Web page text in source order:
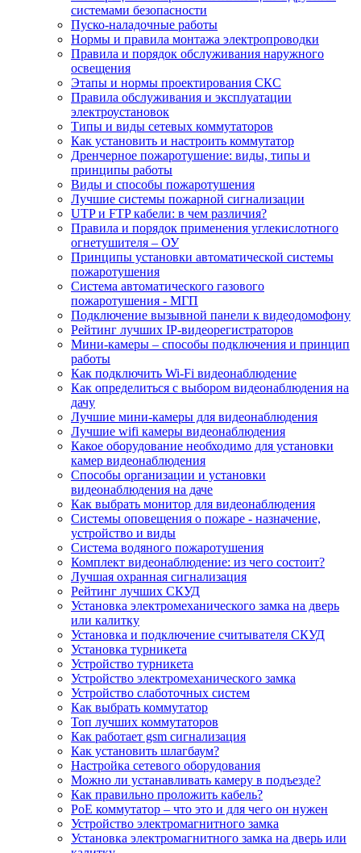
системами безопасности
Пуско-наладочные работы
Нормы и правила монтажа электропроводки
Правила и порядок обслуживания наружного
освещения
Этапы и нормы проектирования СКС
Правила обслуживания и эксплуатации
электроустановок
Типы и виды сетевых коммутаторов
Как установить и настроить коммутатор
Дренчерное пожаротушение: виды, типы и
принципы работы
Виды и способы пожаротушения
Лучшие системы пожарной сигнализации
UTP и FTP кабели: в чем различия?
Правила и порядок применения углекислотного
огнетушителя – ОУ
Принципы установки автоматической системы
пожаротушения
Система автоматического газового
пожаротушения - МГП
Подключение вызывной панели к видеодомофону
Рейтинг лучших IP-видеорегистраторов
Мини-камеры – способы подключения и принцип
работы
Как подключить Wi-Fi видеонаблюдение
Как определиться с выбором видеонаблюдения на
дачу
Лучшие мини-камеры для видеонаблюдения
Лучшие wifi камеры видеонаблюдения
Какое оборудование необходимо для установки
камер видеонаблюдения
Способы организации и установки
видеонаблюдения на даче
Как выбрать монитор для видеонаблюдения
Системы оповещения о пожаре - назначение,
устройство и виды
Система водяного пожаротушения
Комплект видеонаблюдение: из чего состоит?
Лучшая охранная сигнализация
Рейтинг лучших СКУД
Установка электромеханического замка на дверь
или калитку
Установка и подключение считывателя СКУД
Установка турникета
Устройство турникета
Устройство электромеханического замка
Устройство слаботочных систем
Как выбрать коммутатор
Топ лучших коммутаторов
Как работает gsm сигнализация
Как установить шлагбаум?
Настройка сетевого оборудования
Можно ли устанавливать камеру в подъезде?
Как правильно проложить кабель?
PoE коммутатор – что это и для чего он нужен
Устройство электромагнитного замка
Установка электромагнитного замка на дверь или